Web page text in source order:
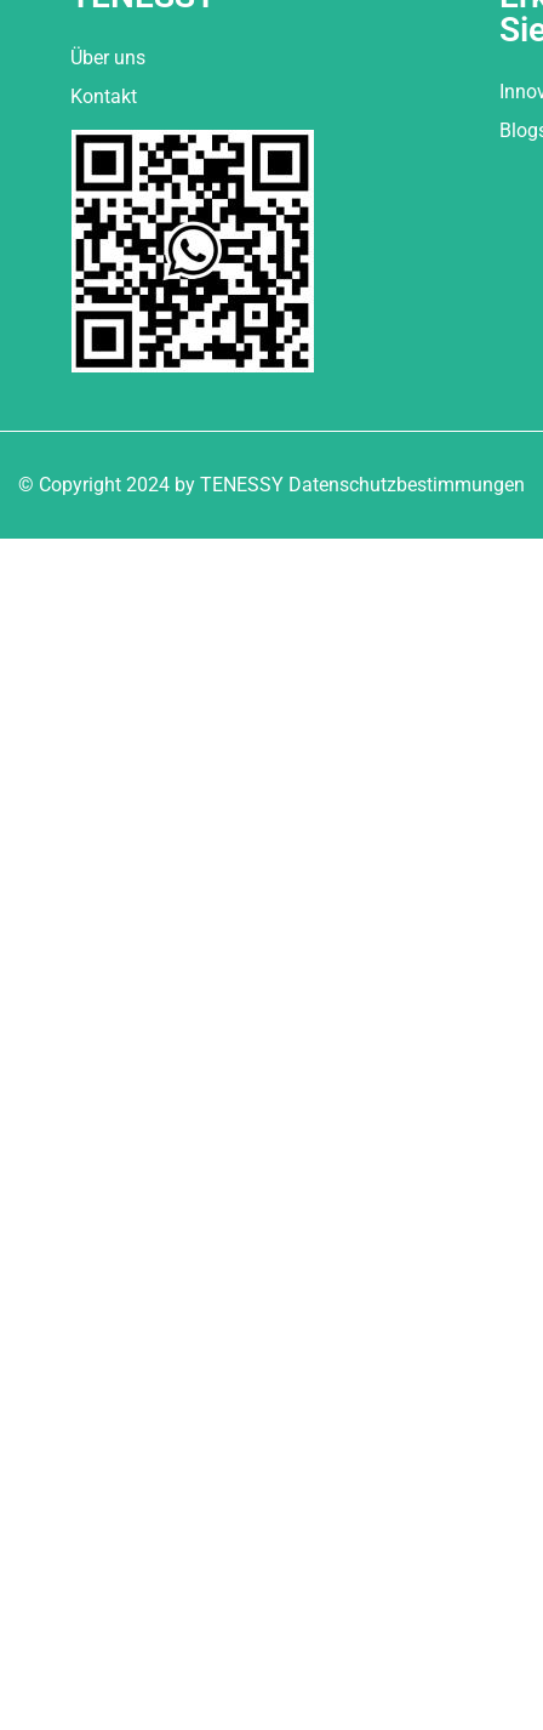
Über uns
Kontakt
© Copyright 2024 by TENESSY Datenschutzbestimmungen